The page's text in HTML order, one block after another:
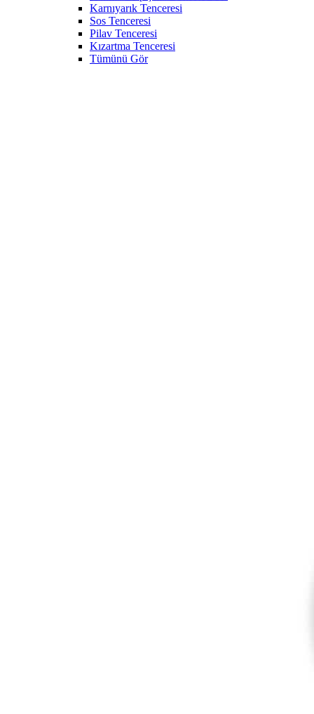
Karnıyarık Tenceresi
Sos Tenceresi
Pilav Tenceresi
Kızartma Tenceresi
Tümünü Gör